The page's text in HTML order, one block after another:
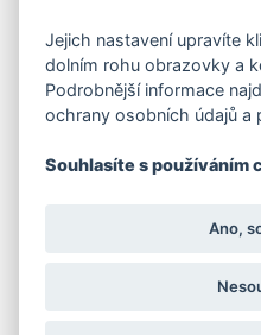
Praha 4 -
DIČ:
KORESP.
Jejich nastavení upravíte
dolním rohu obrazovky a
Podrobnější informace
ochrany osobních údajů a
Souhlasíte s používáním
Ano,